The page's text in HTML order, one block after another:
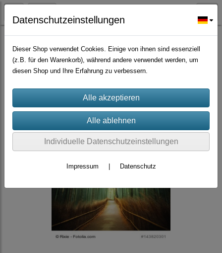
Großmengen Samen
Datenschutzeinstellungen
Dieser Shop verwendet Cookies. Einige von ihnen sind essenziell
(z.B. für den Warenkorb), während andere verwendet werden, um
diesen Shop und Ihre Erfahrung zu verbessern.
Individuelle Datenschutzeinstellungen
Impressum Datenschutz